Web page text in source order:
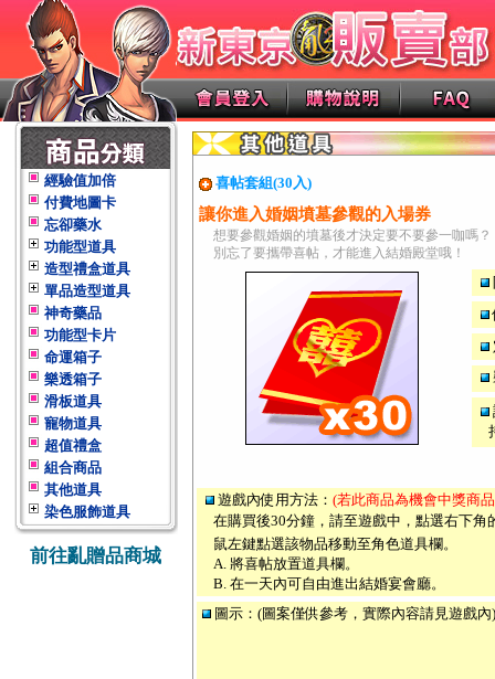
經驗值加倍
付費地圖卡
忘卻藥水
功能型道具
造型禮盒道具
單品造型道具
神奇藥品
功能型卡片
命運箱子
樂透箱子
滑板道具
寵物道具
超值禮盒
組合商品
其他道具
染色服飾道具
前往亂贈品商城
喜帖套組(30入)
讓你進入婚姻墳墓參觀的入場券
想要參觀婚姻的墳墓後才決定要不要參一咖嗎？
別忘了要攜帶喜帖，才能進入結婚殿堂哦！
遊戲內使用方法： (若此商品為機會中獎商
在購買後30分鐘，請至遊戲中，點選右下角
鼠左鍵點選該物品移動至角色道具欄。
A. 將喜帖放置道具欄。
B. 在一天內可自由進出結婚宴會廳。
圖示：(圖案僅供參考，實際內容請見遊戲內)